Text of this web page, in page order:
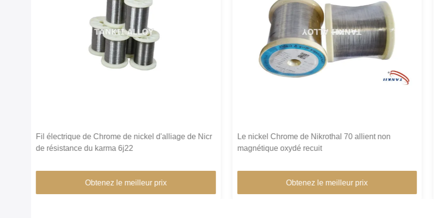
Le nickel Chrome de Nikrothal 70 allient non
magnétique oxydé recuit
Obtenez le meilleur prix
Diamètre mou recuit de Heater Resistor Nichrome
Wire 1mm
Obtenez le meilleur prix